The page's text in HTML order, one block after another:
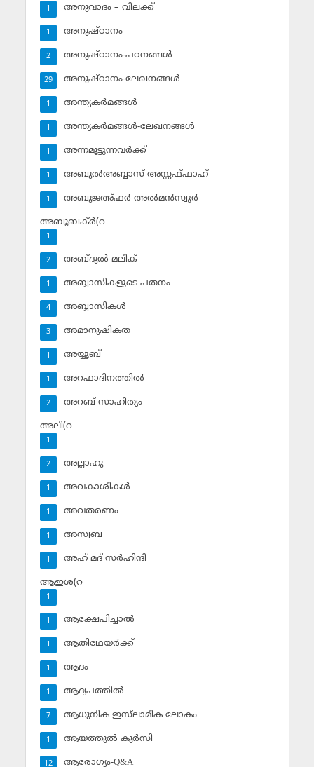
അനുവാദം – വിലക്ക്‌
1
അനുഷ്ഠാനം
1
അനുഷ്ഠാനം-പഠനങ്ങള്‍
2
അനുഷ്ഠാനം-ലേഖനങ്ങള്‍
29
അന്ത്യകര്‍മങ്ങള്‍
1
അന്ത്യകര്‍മങ്ങള്‍-ലേഖനങ്ങള്‍
1
അന്നമൂട്ടുന്നവര്‍ക്ക്
1
അബുല്‍അബ്ബാസ് അസ്സഫ്ഫാഹ്‌
1
അബൂജഅ്ഫര്‍ അല്‍മന്‍സ്വൂര്‍
1
അബൂബക്ര്‍(റ
1
അബ്ദുല്‍ മലിക്‌
2
അബ്ബാസികളുടെ പതനം
1
അബ്ബാസികള്‍
4
അമാനുഷികത
3
അയ്യൂബ്‌
1
അറഫാദിനത്തില്‍
1
അറബ് സാഹിത്യം
2
അലി(റ
1
അല്ലാഹു
2
അവകാശികള്‍
1
അവതരണം
1
അസ്വബ
1
അഹ് മദ് സര്‍ഹിന്ദി
1
ആഇശ(റ
1
ആക്ഷേപിച്ചാല്‍
1
ആതിഥേയര്‍ക്ക്
1
ആദം
1
ആദ്യപത്തില്‍
1
ആധുനിക ഇസ്‌ലാമിക ലോകം
7
ആയത്തുല്‍ കുര്‍സി
1
ആരോഗ്യം-Q&A
12